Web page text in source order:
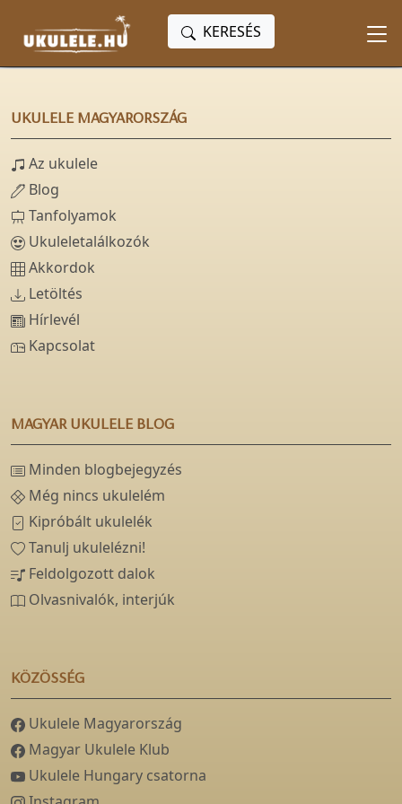
KERESÉS
UKULELE MAGYARORSZÁG
Az ukulele
Blog
Tanfolyamok
Ukuleletalálkozók
Akkordok
Letöltés
Hírlevél
Kapcsolat
MAGYAR UKULELE BLOG
Minden blogbejegyzés
Még nincs ukulelém
Kipróbált ukulelék
Tanulj ukulelézni!
Feldolgozott dalok
Olvasnivalók, interjúk
KÖZÖSSÉG
Ukulele Magyarország
Magyar Ukulele Klub
Ukulele Hungary csatorna